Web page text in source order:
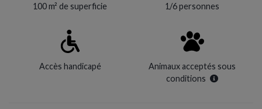
100 m² de superficie 1/6 personnes
Accès handicapé
Animaux acceptés sous
conditions